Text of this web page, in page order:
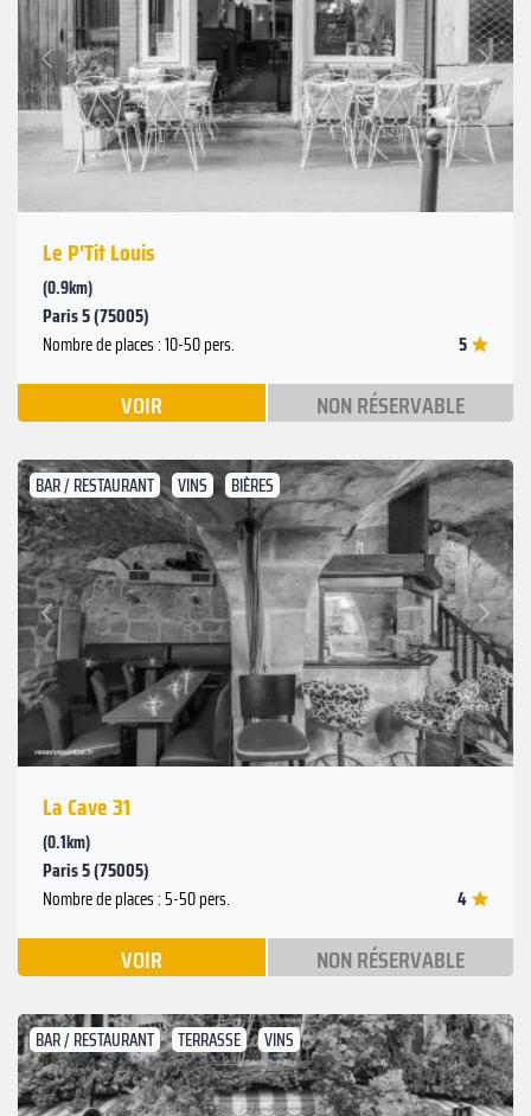
Précédent
Suivant
Le P'Tit Louis
(0.9km)
Paris 5 (75005)
Nombre de places : 10-50 pers. 5
VOIR NON RÉSERVABLE
BAR / RESTAURANT VINS BIÈRES
Précédent
Suivant
La Cave 31
(0.1km)
Paris 5 (75005)
Nombre de places : 5-50 pers. 4
VOIR NON RÉSERVABLE
BAR / RESTAURANT TERRASSE VINS